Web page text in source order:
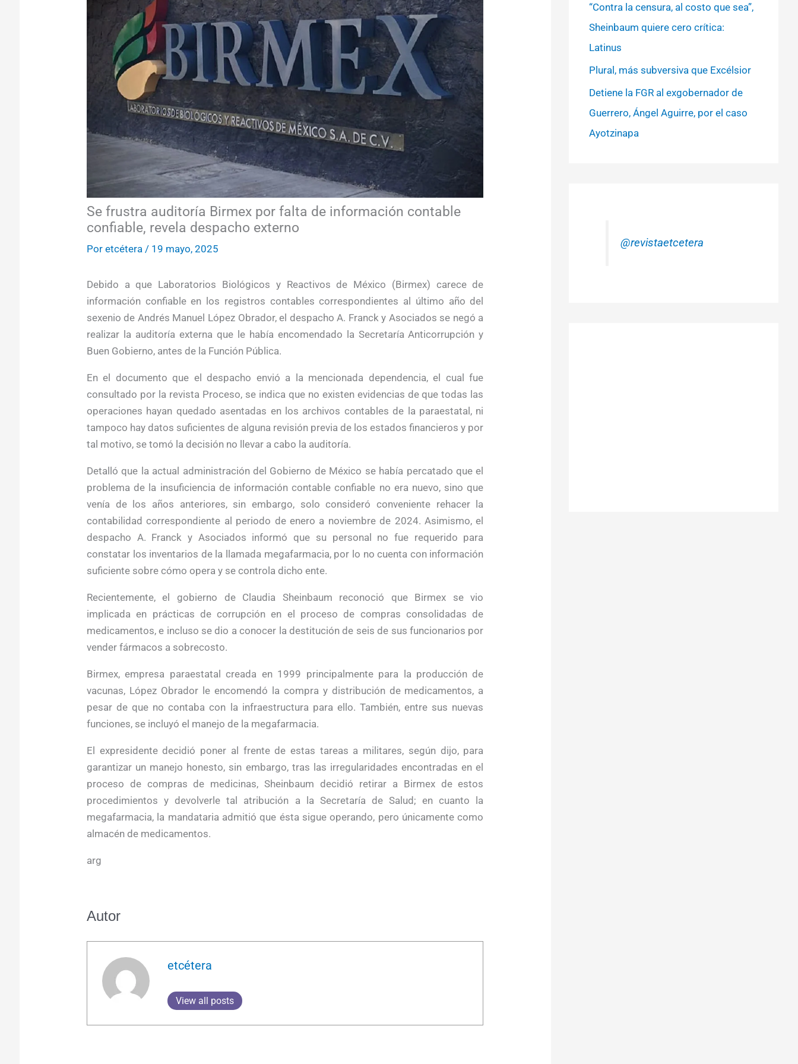
Se frustra auditoría Birmex por falta de información contable
confiable, revela despacho externo
Por etcétera / 19 mayo, 2025
Debido a que Laboratorios Biológicos y Reactivos de México (Birmex) carece de
información confiable en los registros contables correspondientes al último año del
sexenio de Andrés Manuel López Obrador, el despacho A. Franck y Asociados se negó a
realizar la auditoría externa que le había encomendado la Secretaría Anticorrupción y
Buen Gobierno, antes de la Función Pública.
En el documento que el despacho envió a la mencionada dependencia, el cual fue
consultado por la revista Proceso, se indica que no existen evidencias de que todas las
operaciones hayan quedado asentadas en los archivos contables de la paraestatal, ni
tampoco hay datos suficientes de alguna revisión previa de los estados financieros y por
tal motivo, se tomó la decisión no llevar a cabo la auditoría.
Detalló que la actual administración del Gobierno de México se había percatado que el
problema de la insuficiencia de información contable confiable no era nuevo, sino que
venía de los años anteriores, sin embargo, solo consideró conveniente rehacer la
contabilidad correspondiente al periodo de enero a noviembre de 2024. Asimismo, el
despacho A. Franck y Asociados informó que su personal no fue requerido para
constatar los inventarios de la llamada megafarmacia, por lo no cuenta con información
suficiente sobre cómo opera y se controla dicho ente.
Recientemente, el gobierno de Claudia Sheinbaum reconoció que Birmex se vio
implicada en prácticas de corrupción en el proceso de compras consolidadas de
medicamentos, e incluso se dio a conocer la destitución de seis de sus funcionarios por
vender fármacos a sobrecosto.
Birmex, empresa paraestatal creada en 1999 principalmente para la producción de
vacunas, López Obrador le encomendó la compra y distribución de medicamentos, a
pesar de que no contaba con la infraestructura para ello. También, entre sus nuevas
funciones, se incluyó el manejo de la megafarmacia.
El expresidente decidió poner al frente de estas tareas a militares, según dijo, para
garantizar un manejo honesto, sin embargo, tras las irregularidades encontradas en el
proceso de compras de medicinas, Sheinbaum decidió retirar a Birmex de estos
procedimientos y devolverle tal atribución a la Secretaría de Salud; en cuanto la
megafarmacia, la mandataria admitió que ésta sigue operando, pero únicamente como
almacén de medicamentos.
arg
Autor
etcétera
View all posts
“Contra la censura, al costo que sea”,
Sheinbaum quiere cero crítica:
Latinus
Plural, más subversiva que Excélsior
Detiene la FGR al exgobernador de
Guerrero, Ángel Aguirre, por el caso
Ayotzinapa
@revistaetcetera